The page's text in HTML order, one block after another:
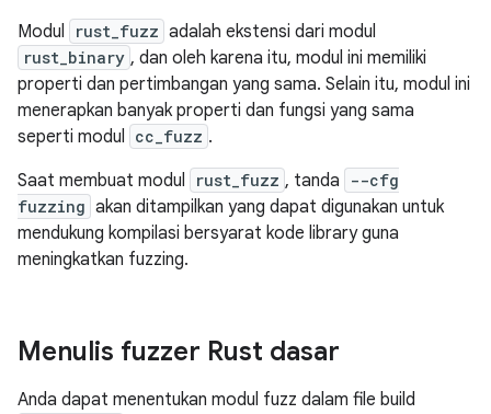
Modul
rust_fuzz adalah ekstensi dari modul
rust_binary , dan oleh karena itu, modul ini memiliki
properti dan pertimbangan yang sama. Selain itu, modul ini
menerapkan banyak properti dan fungsi yang sama
seperti modul cc_fuzz .
Saat membuat modul
rust_fuzz , tanda
--cfg
fuzzing akan ditampilkan yang dapat digunakan untuk
mendukung kompilasi bersyarat kode library guna
meningkatkan fuzzing.
Menulis fuzzer Rust dasar
Anda dapat menentukan modul fuzz dalam file build